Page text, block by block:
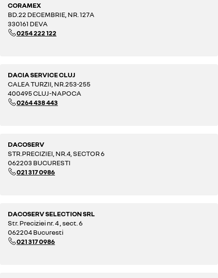
CORAMEX
BD.22 DECEMBRIE, NR. 127A
330161 DEVA
0254 222 122
DACIA SERVICE CLUJ
CALEA TURZII, NR.253-255
400495 CLUJ-NAPOCA
0264 438 443
DACOSERV
STR.PRECIZIEI, NR.4, SECTOR 6
062203 BUCURESTI
021 317 0986
DACOSERV SELECTION SRL
Str. Preciziei nr. 4 , sect. 6
062204 Bucuresti
021 317 0986